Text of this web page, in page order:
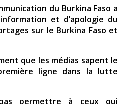
du Burkina Faso a
et d’apologie du
sur le Burkina Faso et
que les médias sapent le
ligne dans la lutte
permettre à ceux qui